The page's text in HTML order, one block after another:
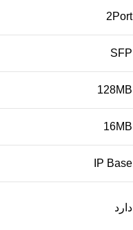
2Port
SFP
128MB
16MB
IP Base
دارد